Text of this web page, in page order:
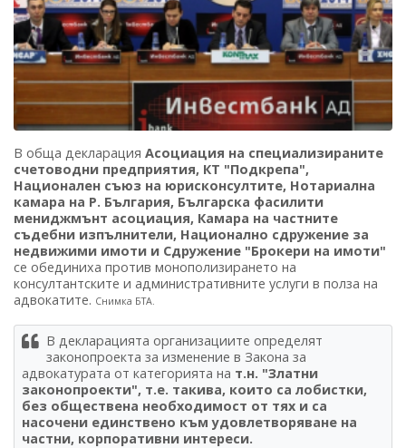
В обща декларация Асоциация на специализираните
счетоводни предприятия, КТ "Подкрепа",
Национален съюз на юрисконсултите, Нотариална
камара на Р. България, Българска фасилити
мениджмънт асоциация, Камара на частните
съдебни изпълнители, Национално сдружение за
недвижими имоти и Сдружение "Брокери на имоти"
се обединиха против монополизирането на
консултантските и административните услуги в полза на
адвокатите. Снимка БТА.
В декларацията организациите определят
законопроекта за изменение в Закона за
адвокатурата от категорията на т.н. "Златни
законопроекти", т.е. такива, които са лобистки,
без обществена необходимост от тях и са
насочени единствено към удовлетворяване на
частни, корпоративни интереси.